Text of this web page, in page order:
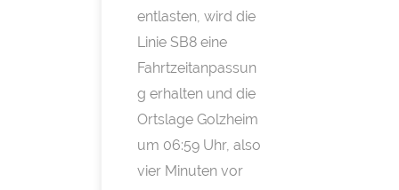
entlasten, wird die
Linie SB8 eine
Fahrtzeitanpassun
g erhalten und die
Ortslage Golzheim
um 06:59 Uhr, also
vier Minuten vor